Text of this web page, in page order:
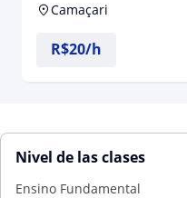
Camaçari
R$20/h
Nivel de las clases
Ensino Fundamental